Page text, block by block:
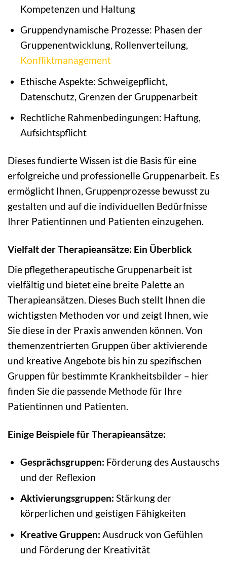
Kompetenzen und Haltung
Gruppendynamische Prozesse: Phasen der
Gruppenentwicklung, Rollenverteilung,
Konfliktmanagement
Ethische Aspekte: Schweigepflicht,
Datenschutz, Grenzen der Gruppenarbeit
Rechtliche Rahmenbedingungen: Haftung,
Aufsichtspflicht
Dieses fundierte Wissen ist die Basis für eine
erfolgreiche und professionelle Gruppenarbeit. Es
ermöglicht Ihnen, Gruppenprozesse bewusst zu
gestalten und auf die individuellen Bedürfnisse
Ihrer Patientinnen und Patienten einzugehen.
Vielfalt der Therapieansätze: Ein Überblick
Die pflegetherapeutische Gruppenarbeit ist
vielfältig und bietet eine breite Palette an
Therapieansätzen. Dieses Buch stellt Ihnen die
wichtigsten Methoden vor und zeigt Ihnen, wie
Sie diese in der Praxis anwenden können. Von
themenzentrierten Gruppen über aktivierende
und kreative Angebote bis hin zu spezifischen
Gruppen für bestimmte Krankheitsbilder – hier
finden Sie die passende Methode für Ihre
Patientinnen und Patienten.
Einige Beispiele für Therapieansätze:
Gesprächsgruppen: Förderung des Austauschs
und der Reflexion
Aktivierungsgruppen: Stärkung der
körperlichen und geistigen Fähigkeiten
Kreative Gruppen: Ausdruck von Gefühlen
und Förderung der Kreativität